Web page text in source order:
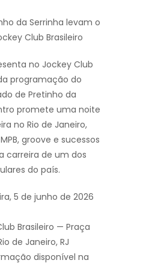
da Serrinha levam o
Club Brasileiro
no Jockey Club
programação do
de Pretinho da
promete uma noite
no Rio de Janeiro,
groove e sucessos
carreira de um dos
do país.
5 de junho de 2026
Brasileiro — Praça
de Janeiro, RJ
disponível na